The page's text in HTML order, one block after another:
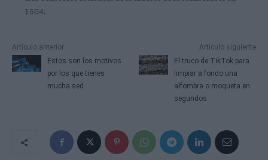
1504.
Artículo anterior
Estos son los motivos
por los que tienes
mucha sed
Artículo siguiente
El truco de TikTok para
limpiar a fondo una
alfombra o moqueta en
segundos